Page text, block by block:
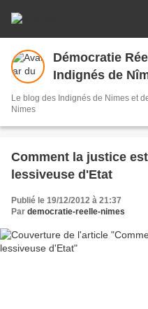
Démocratie
Indignés de
Le blog des Indignés de Nimes et
Nimes
Comment la justice
lessiveuse d'Etat
Publié le 19/12/2012 à 21:37
Par democratie-reelle-nimes